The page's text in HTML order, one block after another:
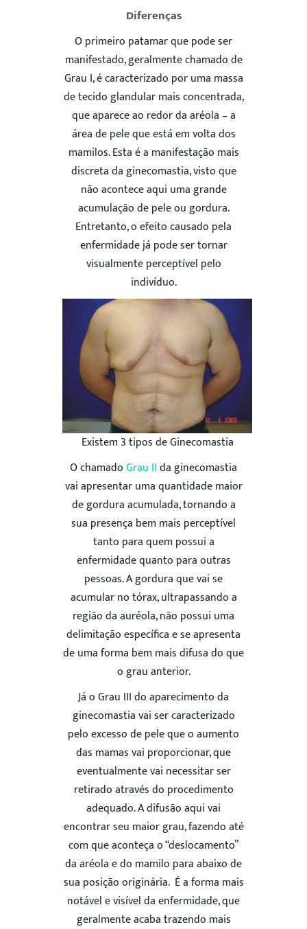
Diferenças
O primeiro patamar que pode ser
manifestado, geralmente chamado de
Grau I, é caracterizado por uma massa
de tecido glandular mais concentrada,
que aparece ao redor da aréola – a
área de pele que está em volta dos
mamilos. Esta é a manifestação mais
discreta da ginecomastia, visto que
não acontece aqui uma grande
acumulação de pele ou gordura.
Entretanto, o efeito causado pela
enfermidade já pode ser tornar
visualmente perceptível pelo
indivíduo.
Existem 3 tipos de Ginecomastia
O chamadoGrau IIda ginecomastia
vai apresentar uma quantidade maior
de gordura acumulada, tornando a
sua presença bem mais perceptível
tanto para quem possui a
enfermidade quanto para outras
pessoas. A gordura que vai se
acumular no tórax, ultrapassando a
região da auréola, não possui uma
delimitação específica e se apresenta
de uma forma bem mais difusa do que
o grau anterior.
Já o Grau III do aparecimento da
ginecomastia vai ser caracterizado
pelo excesso de pele que o aumento
das mamas vai proporcionar, que
eventualmente vai necessitar ser
retirado através do procedimento
adequado. A difusão aqui vai
encontrar seu maior grau, fazendo até
com que aconteça o “deslocamento”
da aréola e do mamilo para abaixo de
sua posição originária. É a forma mais
notável e visível da enfermidade, que
geralmente acaba trazendo mais